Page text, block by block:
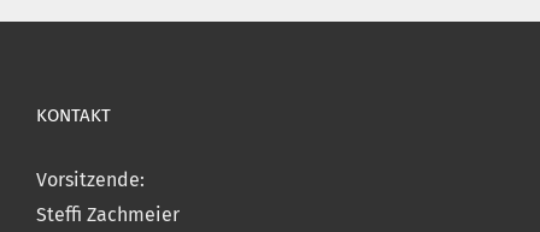
KONTAKT
Vorsitzende:
Steffi Zachmeier